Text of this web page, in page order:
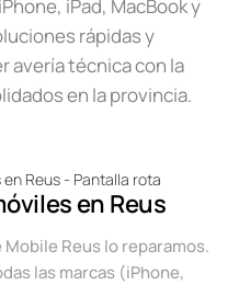
iPad, MacBook y
rápidas y
avería técnica con la
en la provincia.
en Reus
Reus lo reparamos.
las marcas (iPhone,